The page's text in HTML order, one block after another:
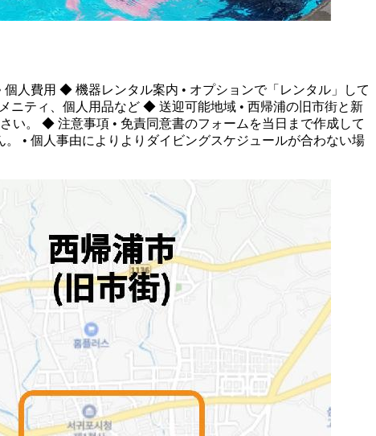
人費用 ◆ 機器レンタル案内 • オプションで「レンタル」して
ニティ、個人用品など ◆ 送迎可能地域 • 西帰浦の旧市街と新
い。 ◆ 注意事項 • 免責同意書のフォームを当日まで作成して
• 個人事由によりよりダイビングスケジュールが合わない場